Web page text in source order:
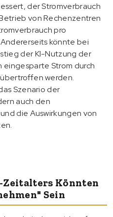
der Stromverbrauch
von Rechenzentren
pro
könnte bei
der KI-Nutzung der
Strom durch
werden.
Szenario der
auch den
die Auswirkungen von
Zeitalters Könnten
Sein